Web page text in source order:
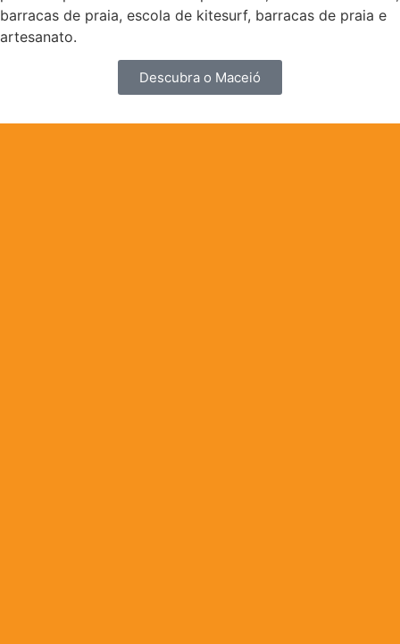
barracas de praia, escola de kitesurf, barracas de praia e
artesanato.
Descubra o Maceió